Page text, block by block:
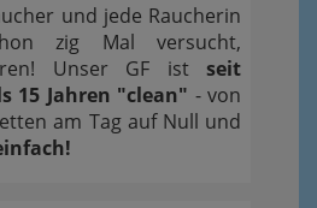
und jede Raucherin
zig Mal versucht,
Unser GF ist seit
15 Jahren "clean" - von
am Tag auf Null und